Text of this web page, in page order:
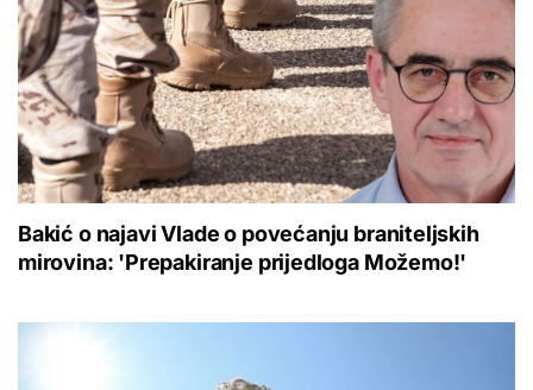
Bakić o najavi Vlade o povećanju braniteljskih
mirovina: 'Prepakiranje prijedloga Možemo!'